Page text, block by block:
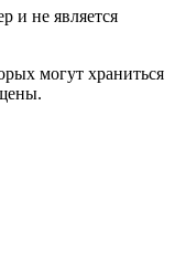
и не является
могут храниться